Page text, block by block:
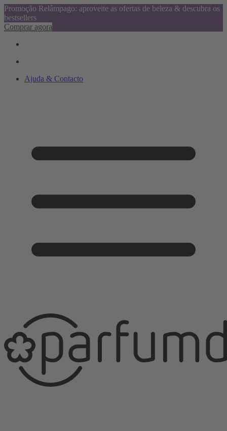
Promoção Relâmpago: aproveite as ofertas de beleza & descubra os
bestsellers
Comprar agora
Ajuda & Contacto